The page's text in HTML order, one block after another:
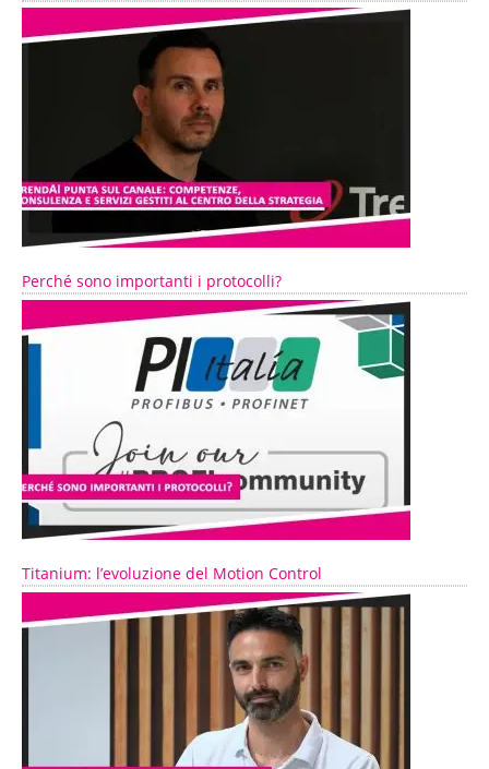
Perché sono importanti i protocolli?
Titanium: l’evoluzione del Motion Control